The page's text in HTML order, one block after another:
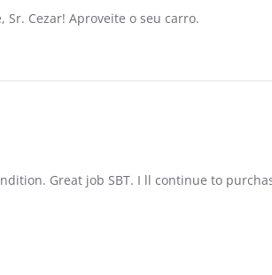
Sr. Cezar! Aproveite o seu carro.
Great job SBT. I ll continue to